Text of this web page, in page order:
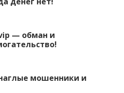
— обман и
мошенники и